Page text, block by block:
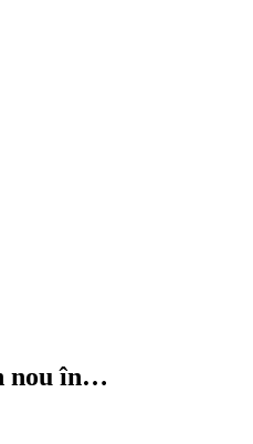
nou în…